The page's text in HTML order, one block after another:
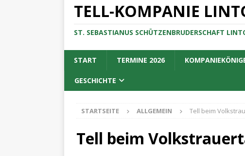
TELL-KOMPANIE
ST. SEBASTIANUS SCHÜTZENBRUDERSCHAFT
START TERMINE 2026
GESCHICHTE
STARTSEITE ALLGEMEIN Tell beim
Tell beim